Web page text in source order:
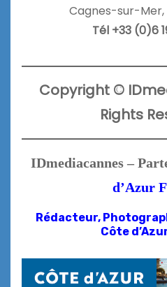
Cagnes-sur-Mer,
Tél +33 (0)6
Copyright ©
Rights
IDmediacannes –
d’Azur
Rédacteur,
Côte